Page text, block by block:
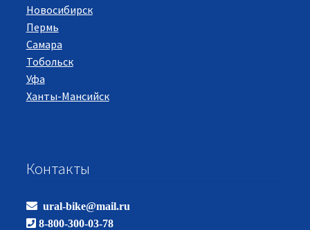
Новосибирск
Пермь
Самара
Тобольск
Уфа
Ханты-Мансийск
Контакты
ural-bike@mail.ru
8-800-300-03-78